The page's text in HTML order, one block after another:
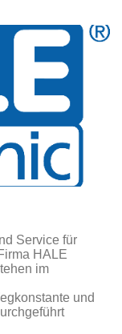
Service für
HALE
im
und